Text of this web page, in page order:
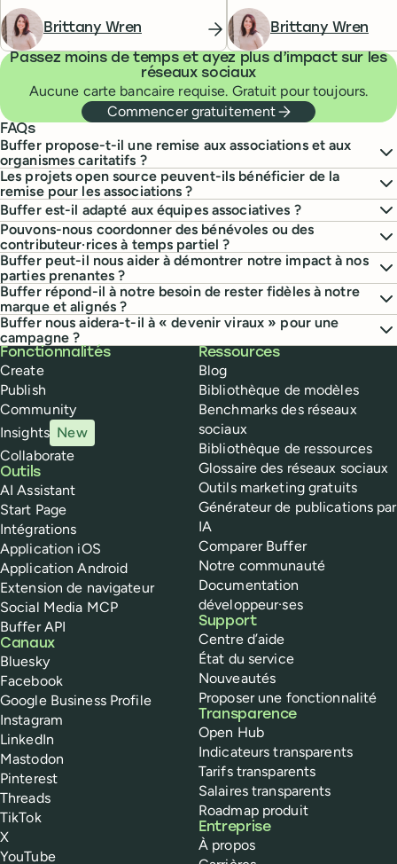
ces pratiques marketing des
startups tech.Brittany Wren Brittany Wren
Passez moins de temps et ayez plus d’impact sur les
réseaux sociaux
Aucune carte bancaire requise. Gratuit pour toujours.
Commencer gratuitement
FAQs
Buffer propose-t-il une remise aux associations et aux
organismes caritatifs ?
Les projets open source peuvent-ils bénéficier de la
remise pour les associations ?
Buffer est-il adapté aux équipes associatives ?
Pouvons-nous coordonner des bénévoles ou des
contributeur·rices à temps partiel ?
Buffer peut-il nous aider à démontrer notre impact à nos
parties prenantes ?
Buffer répond-il à notre besoin de rester fidèles à notre
marque et alignés ?
Buffer nous aidera-t-il à « devenir viraux » pour une
campagne ?
Buffer
Fonctionnalités
Create
Publish
Community
Insights New
Collaborate
Outils
AI Assistant
Start Page
Intégrations
Application iOS
Application Android
Extension de navigateur
Social Media MCP
Buffer API
Canaux
Bluesky
Facebook
Google Business Profile
Instagram
LinkedIn
Mastodon
Pinterest
Threads
TikTok
X
YouTube
Ressources
Blog
Bibliothèque de modèles
Benchmarks des réseaux
sociaux
Bibliothèque de ressources
Glossaire des réseaux sociaux
Outils marketing gratuits
Générateur de publications par
IA
Comparer Buffer
Notre communauté
Documentation
développeur·ses
Support
Centre d’aide
État du service
Nouveautés
Proposer une fonctionnalité
Transparence
Open Hub
Indicateurs transparents
Tarifs transparents
Salaires transparents
Roadmap produit
Entreprise
À propos